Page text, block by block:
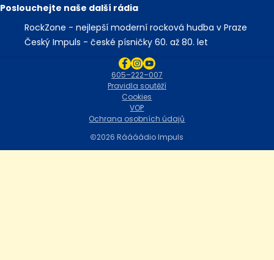
Poslouchejte naše další rádia
RockZone - nejlepší moderní rocková hudba v Praze
Český Impuls - české písničky 60. až 80. let
2026 Ráááádio Impuls
Ochrana osobních údajů
VOP
Cookies
Pravidla soutěží
605–222–007